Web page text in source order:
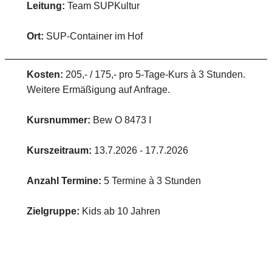
Leitung: Team SUPKultur
Ort: SUP-Container im Hof
Kosten: 205,- / 175,- pro 5-Tage-Kurs à 3 Stunden.
Weitere Ermäßigung auf Anfrage.
Kursnummer: Bew O 8473 I
Kurszeitraum: 13.7.2026 - 17.7.2026
Anzahl Termine: 5 Termine à 3 Stunden
Zielgruppe: Kids ab 10 Jahren